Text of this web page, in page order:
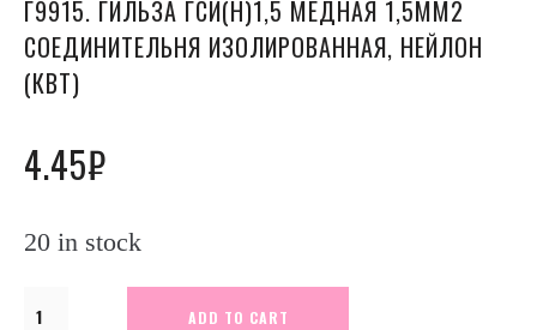
Г9915. ГИЛЬЗА ГСИ(Н)1,5 МЕДНАЯ 1,5ММ2
СОЕДИНИТЕЛЬНЯ ИЗОЛИРОВАННАЯ, НЕЙЛОН
(КВТ)
4.45₽
20 in stock
Г9915.
ADD TO CART